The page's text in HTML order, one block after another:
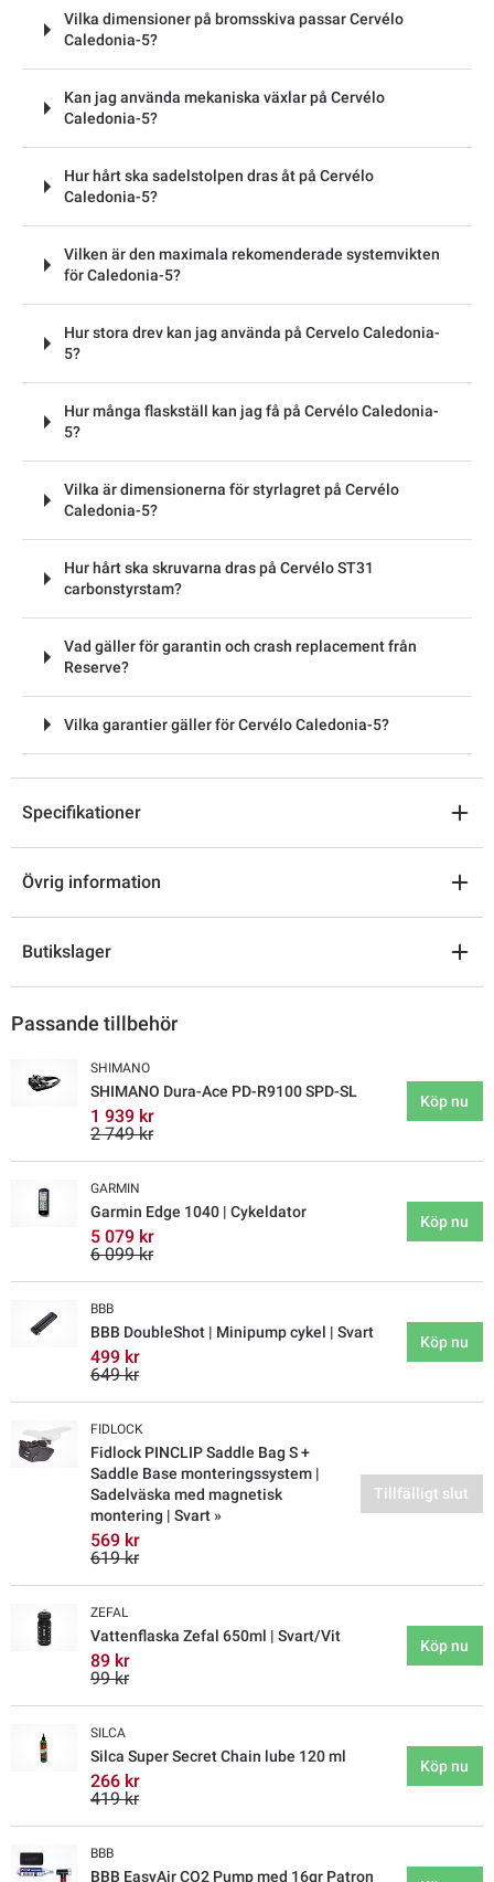
Vilka dimensioner på bromsskiva passar Cervélo
Caledonia-5?
Kan jag använda mekaniska växlar på Cervélo
Caledonia-5?
Hur hårt ska sadelstolpen dras åt på Cervélo
Caledonia-5?
Vilken är den maximala rekomenderade systemvikten
för Caledonia-5?
Hur stora drev kan jag använda på Cervelo Caledonia-
5?
Hur många flaskställ kan jag få på Cervélo Caledonia-
5?
Vilka är dimensionerna för styrlagret på Cervélo
Caledonia-5?
Hur hårt ska skruvarna dras på Cervélo ST31
carbonstyrstam?
Vad gäller för garantin och crash replacement från
Reserve?
Vilka garantier gäller för Cervélo Caledonia-5?
Specifikationer
Övrig information
Butikslager
Passande tillbehör
SHIMANO
SHIMANO Dura-Ace PD-R9100 SPD-SL
1 939 kr
2 749 kr
Köp nu
GARMIN
Garmin Edge 1040 | Cykeldator
5 079 kr
6 099 kr
Köp nu
BBB
BBB DoubleShot | Minipump cykel | Svart
499 kr
649 kr
Köp nu
FIDLOCK
Fidlock PINCLIP Saddle Bag S +
Saddle Base monteringssystem |
Sadelväska med magnetisk
montering | Svart »
569 kr
619 kr
Tillfälligt slut
ZEFAL
Vattenflaska Zefal 650ml | Svart/Vit
89 kr
99 kr
Köp nu
SILCA
Silca Super Secret Chain lube 120 ml
266 kr
419 kr
Köp nu
BBB
BBB EasyAir CO2 Pump med 16gr Patron